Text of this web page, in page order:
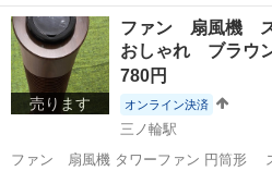
ット 大判 45cm x 45cm 10枚 サイドパーツ 20枚 天然
8mm クッション性もある天然コルク
東京 荒川区 三ノ輪駅 カー
売ります
ファン 扇風機
おしゃれ ブラウ
780円
オンライン決済
三ノ輪駅
ファン 扇風機 タワーファン 円筒形